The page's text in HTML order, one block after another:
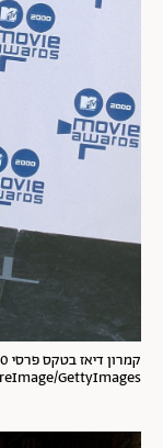
GettyImages